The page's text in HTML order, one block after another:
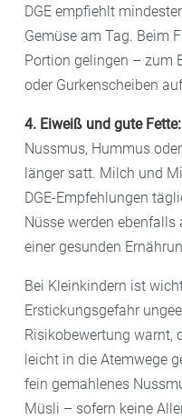
DGE empfiehlt
Gemüse am Tag. Beim
Portion gelingen – zum
oder Gurkenscheiben
4. Eiweiß und gute Fette:
Nussmus, Hummus
länger satt. Milch und
DGE-Empfehlungen
Nüsse werden
einer gesunden
Bei Kleinkindern ist
Erstickungsgefahr
Risikobewertung warnt,
leicht in die Atemwege
fein gemahlenes
Müsli – sofern keine